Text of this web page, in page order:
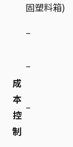
固塑料箱)
成
本
控
制
–
–
–